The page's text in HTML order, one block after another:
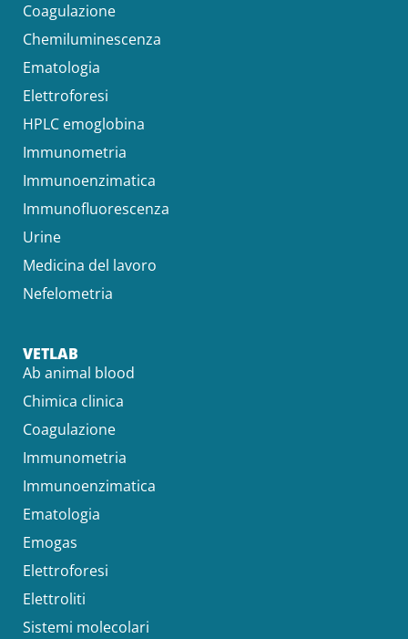
Coagulazione
Chemiluminescenza
Ematologia
Elettroforesi
HPLC emoglobina
Immunometria
Immunoenzimatica
Immunofluorescenza
Urine
Medicina del lavoro
Nefelometria
VETLAB
Ab animal blood
Chimica clinica
Coagulazione
Immunometria
Immunoenzimatica
Ematologia
Emogas
Elettroforesi
Elettroliti
Sistemi molecolari